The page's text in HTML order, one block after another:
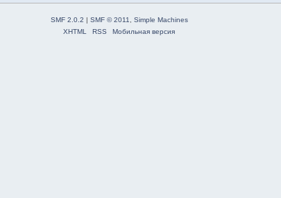
SMF 2.0.2 | SMF © 2011
Simple Machines
XHTML
RSS Мобильная версия